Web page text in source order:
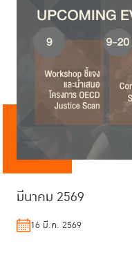
มีนาคม 2569
16 มี.ค. 2569
มกราคม 2569